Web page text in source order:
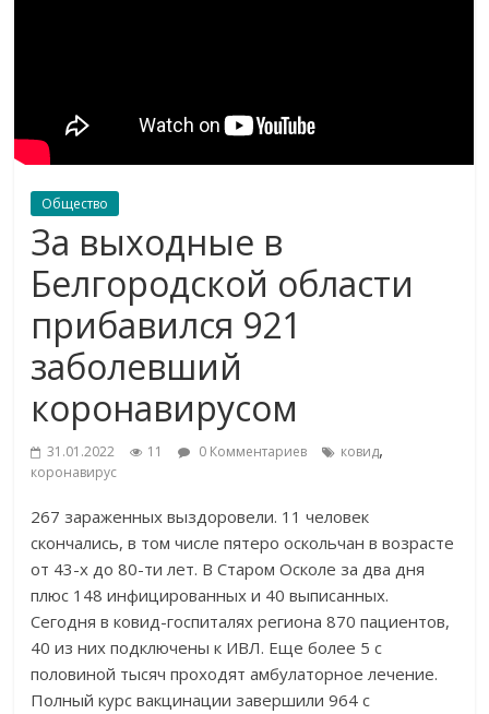
Общество
За выходные в
Белгородской области
прибавился 921
заболевший
коронавирусом
31.01.2022 11 0 Комментариев ковид,
коронавирус
267 зараженных выздоровели. 11 человек
скончались, в том числе пятеро оскольчан в возрасте
от 43-х до 80-ти лет. В Старом Осколе за два дня
плюс 148 инфицированных и 40 выписанных.
Сегодня в ковид-госпиталях региона 870 пациентов,
40 из них подключены к ИВЛ. Еще более 5 с
половиной тысяч проходят амбулаторное лечение.
Полный курс вакцинации завершили 964 с